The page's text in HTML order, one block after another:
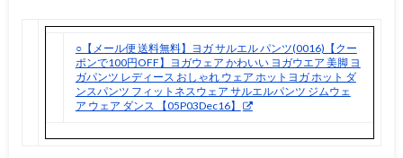
○【メール便 送料無料】ヨガ サルエル パンツ(0016)【クー
ポンで100円OFF】ヨガウェア かわいい ヨガウエア 美脚 ヨ
ガパンツ レディース おしゃれ ウェア ホットヨガ ホット ダ
ンスパンツ フィットネスウェア サルエルパンツ ジムウェ
ア ウェア ダンス 【05P03Dec16】